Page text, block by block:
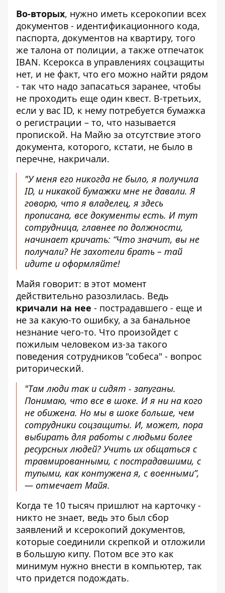
Во-вторых, нужно иметь ксерокопии всех
документов - идентификационного кода,
паспорта, документов на квартиру, того
же талона от полиции, а также отпечаток
IBAN. Ксерокса в управлениях соцзащиты
нет, и не факт, что его можно найти рядом
- так что надо запасаться заранее, чтобы
не проходить еще один квест. В-третьих,
если у вас ID, к нему потребуется бумажка
о регистрации – то, что называется
пропиской. На Майю за отсутствие этого
документа, которого, кстати, не было в
перечне, накричали.
"У меня его никогда не было, я получила
ID, и никакой бумажки мне не давали. Я
говорю, что я владелец, я здесь
прописана, все документы есть. И тут
сотрудница, главнее по должности,
начинает кричать: “Что значит, вы не
получали? Не захотели брать – тай
идите и оформляйте!
Майя говорит: в этот момент
действительно разозлилась. Ведь
кричали на нее - пострадавшего - еще и
не за какую-то ошибку, а за банальное
незнание чего-то. Что произойдет с
пожилым человеком из-за такого
поведения сотрудников "собеса" - вопрос
риторический.
"Там люди так и сидят - запуганы.
Понимаю, что все в шоке. И я ни на кого
не обижена. Но мы в шоке больше, чем
сотрудники соцзащиты. И, может, пора
выбирать для работы с людьми более
ресурсных людей? Учить их общаться с
травмированными, с пострадавшими, с
тупыми, как контужена я, с военными”,
— отмечает Майя.
Когда те 10 тысяч пришлют на карточку -
никто не знает, ведь это был сбор
заявлений и ксерокопий документов,
которые соединили скрепкой и отложили
в большую кипу. Потом все это как
минимум нужно внести в компьютер, так
что придется подождать.